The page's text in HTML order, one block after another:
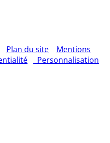
Plan du site
Mentions
Personnalisation